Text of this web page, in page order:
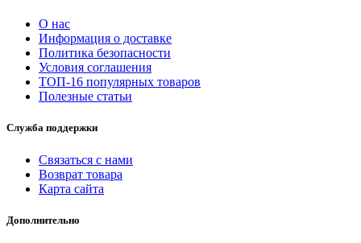
О нас
Информация о доставке
Политика безопасности
Условия соглашения
ТОП-16 популярных товаров
Полезные статьи
Служба поддержки
Связаться с нами
Возврат товара
Карта сайта
Дополнительно